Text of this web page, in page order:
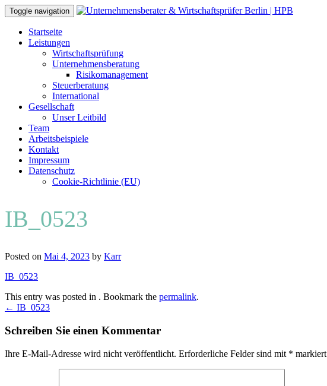
Toggle navigation
Skip
Startseite
Leistungen
Wirtschaftsprüfung
Unternehmensberatung
Risikomanagement
Steuerberatung
International
Gesellschaft
Unser Leitbild
Team
Arbeitsbeispiele
Kontakt
Impressum
Datenschutz
Cookie-Richtlinie (EU)
IB_0523
Posted on Mai 4, 2023 by Karr
IB_0523
This entry was posted in . Bookmark the permalink.
Post
navigation
← IB_0523
Schreiben Sie einen Kommentar
Ihre E-Mail-Adresse wird nicht veröffentlicht. Erforderliche Felder sind mit * markiert